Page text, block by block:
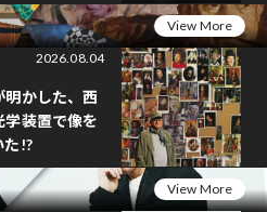
View More
2026.08.04
明かした、西
学装置で像を
た!?
View More